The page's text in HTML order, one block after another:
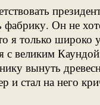
фабрику. Он не
я только широко
с великим
вынуть
и стал на него